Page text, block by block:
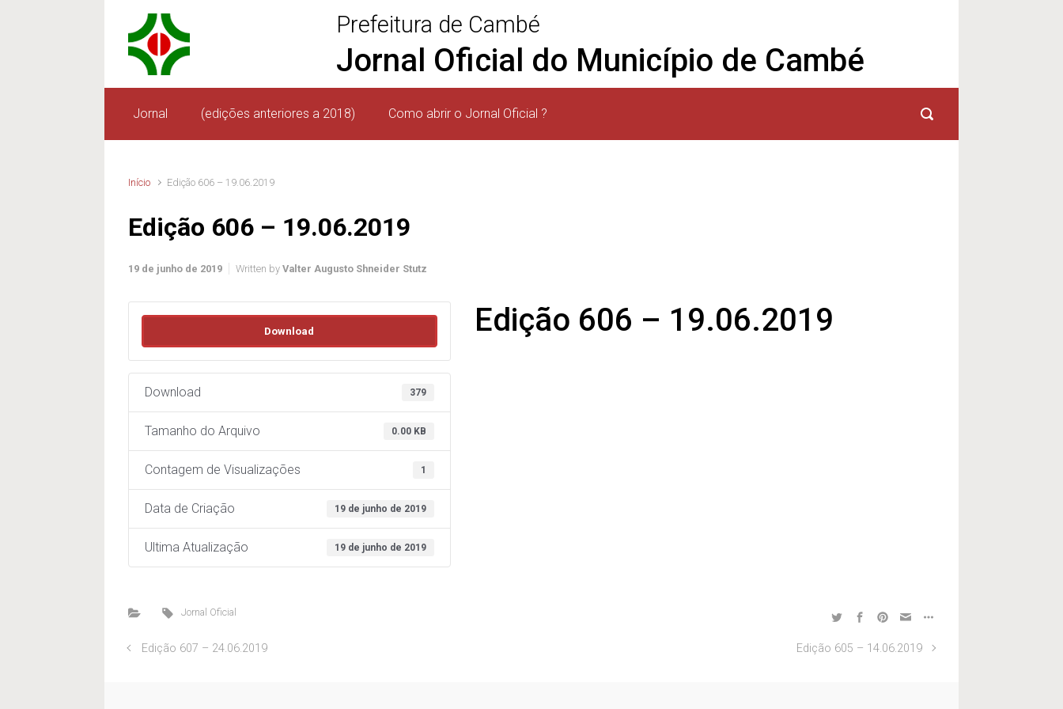
Prefeitura de Cambé
Jornal Oficial do Município de Cambé
Jornal (edições anteriores a 2018) Como abrir o Jornal Oficial ?
Início Edição 606 – 19.06.2019
Edição 606 – 19.06.2019
19 de junho de 2019 Written by Valter Augusto Shneider Stutz
Download
Download 379
Tamanho do Arquivo 0.00 KB
Contagem de Visualizações 1
Data de Criação 19 de junho de 2019
Ultima Atualização 19 de junho de 2019
Edição 606 – 19.06.2019
Jornal Oficial
Edição 607 – 24.06.2019 Edição 605 – 14.06.2019